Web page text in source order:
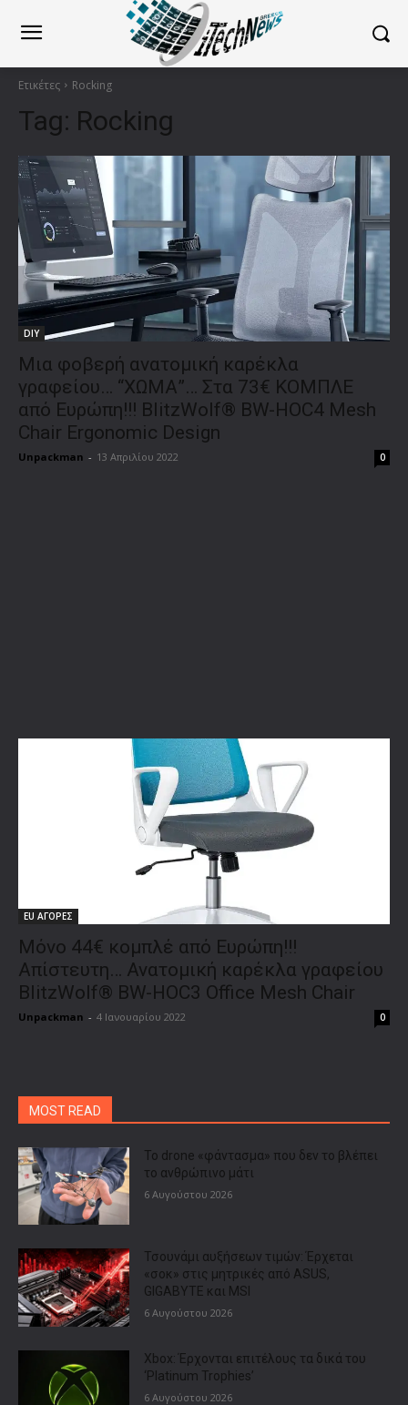
Ετικέτες Rocking
Tag: Rocking
DIY
Μια φοβερή ανατομική καρέκλα
γραφείου… “ΧΩΜΑ”… Στα 73€ ΚΟΜΠΛΕ
από Ευρώπη!!! BlitzWolf® BW-HOC4 Mesh
Chair Ergonomic Design
Unpackman - 13 Απριλίου 2022 0
EU ΑΓΟΡΕΣ
Μόνο 44€ κομπλέ από Ευρώπη!!!
Απίστευτη… Ανατομική καρέκλα γραφείου
BlitzWolf® BW-HOC3 Office Mesh Chair
Unpackman - 4 Ιανουαρίου 2022 0
MOST READ
Το drone «φάντασμα» που δεν το βλέπει
το ανθρώπινο μάτι
6 Αυγούστου 2026
Τσουνάμι αυξήσεων τιμών: Έρχεται
«σοκ» στις μητρικές από ASUS,
GIGABYTE και MSI
6 Αυγούστου 2026
Xbox: Έρχονται επιτέλους τα δικά του
‘Platinum Trophies’
6 Αυγούστου 2026